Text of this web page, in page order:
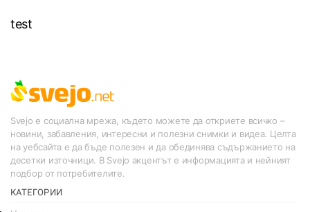
test
Svejo е социална мрежа, където можете да откриете всичко –
новини, забавления, интересни и полезни снимки и видеа. Целта
на уебсайта е да бъде полезен и да обединява съдържанието на
десетки източници. В Svejo акцентът е информацията и нейният
подбор от потребителите.
КАТЕГОРИИ